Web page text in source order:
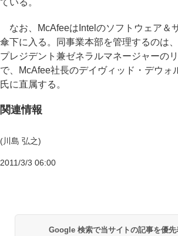
ている。
なお、McAfeeはIntelのソフトウェア＆
傘下に入る。同事業本部を管理するのは
プレジデント兼ゼネラルマネージャーの
で、McAfee社長のデイヴィッド・デウォ
氏に直属する。
関連情報
(川島 弘之)
2011/3/3 06:00
Google 検索で当サイトの記事を優先